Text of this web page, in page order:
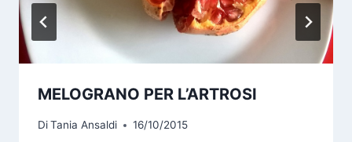
MELOGRANO PER L’ARTROSI
DiTania Ansaldi 16/10/2015